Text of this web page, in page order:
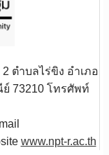
ตำบลไร่ขิง อำเภอ
73210 โทรศัพท์
www.npt-r.ac.th